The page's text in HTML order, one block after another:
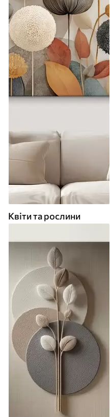
Квіти та рослини